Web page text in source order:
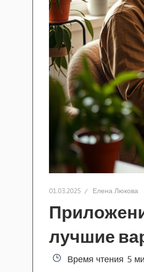
01.03.2025 Елена Люкова
лучшие
Время чтения 5